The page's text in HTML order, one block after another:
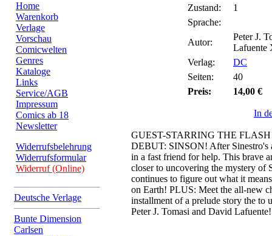
Home
Warenkorb
Verlage
Vorschau
Comicwelten
Genres
Kataloge
Links
Service/AGB
Impressum
Comics ab 18
Newsletter
Widerrufsbelehrung
Widerrufsformular
Widerruf (Online)
Deutsche Verlage
Bunte Dimension
Carlsen
Zustand:
1
Sprache:
Autor:
Peter J.
Lafuente
Verlag:
DC
Seiten:
40
Preis:
14,00 €
In
GUEST-STARRING THE
DEBUT: SINSON! After Sinestro's
in a fast friend for help. This brave
closer to uncovering the mystery of
continues to figure out what it
on Earth! PLUS: Meet the all-new
installment of a prelude story the to
Peter J. Tomasi and David Lafuente!